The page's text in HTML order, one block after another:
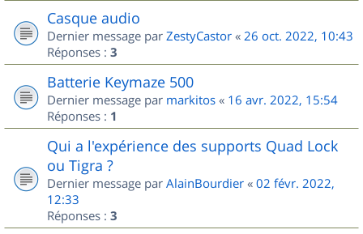
Casque audio
Dernier message par ZestyCastor « 26 oct. 2022, 10:43
Réponses : 3
Batterie Keymaze 500
Dernier message par markitos « 16 avr. 2022, 15:54
Réponses : 1
Qui a l'expérience des supports Quad Lock
ou Tigra ?
Dernier message par AlainBourdier « 02 févr. 2022,
12:33
Réponses : 3